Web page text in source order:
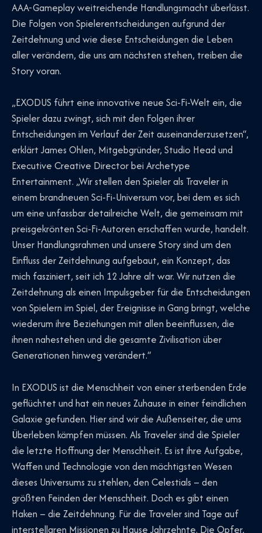
AAA-Gameplay weitreichende Handlungsmacht überlässt.
Die Folgen von Spielerentscheidungen aufgrund der
Zeitdehnung und wie diese Entscheidungen die Leben
aller verändern, die uns am nächsten stehen, treiben die
Story voran.
„EXODUS führt eine innovative neue Sci-Fi-Welt ein, die
Spieler dazu zwingt, sich mit den Folgen ihrer
Entscheidungen im Verlauf der Zeit auseinanderzusetzen“,
erklärt James Ohlen, Mitgebgründer, Studio Head und
Executive Creative Director bei Archetype
Entertainment. „Wir stellen den Spieler als Traveler in
einem brandneuen Sci-Fi-Universum vor, bei dem es sich
um eine unfassbar detailreiche Welt, die gemeinsam mit
preisgekrönten Sci-Fi-Autoren erschaffen wurde, handelt.
Unser Handlungsrahmen und unsere Story sind um den
Einfluss der Zeitdehnung aufgebaut, ein Konzept, das
mich fasziniert, seit ich 12 Jahre alt war. Wir nutzen die
Zeitdehnung als einen Impulsgeber für die Entscheidungen
von Spielern im Spiel, der Ereignisse in Gang bringt, welche
wiederum ihre Beziehungen mit allen beeinflussen, die
ihnen nahestehen und die gesamte Zivilisation über
Generationen hinweg verändert.“
In EXODUS ist die Menschheit von einer sterbenden Erde
geflüchtet und hat ein neues Zuhause in einer feindlichen
Galaxie gefunden. Hier sind wir die Außenseiter, die ums
Überleben kämpfen müssen. Als Traveler sind die Spieler
die letzte Hoffnung der Menschheit. Es ist ihre Aufgabe,
Waffen und Technologie von den mächtigsten Wesen
dieses Universums zu stehlen, den Celestials – den
größten Feinden der Menschheit. Doch es gibt einen
Haken – die Zeitdehnung. Für die Traveler sind Tage auf
interstellaren Missionen zu Hause Jahrzehnte. Die Opfer,